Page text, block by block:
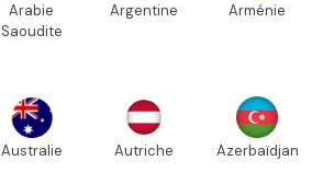
Arabie
Saoudite
Argentine Arménie
Australie Autriche Azerbaïdjan